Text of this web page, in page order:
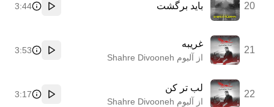
20 باید برگشت
پخش
3:44
21
غریبه
از آلبوم Shahre Divooneh پخش
3:53
22
لب تر کن
از آلبوم Shahre Divooneh پخش
3:17